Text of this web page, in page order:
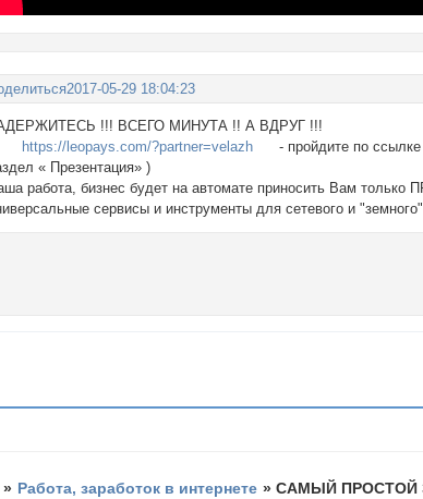
2017-05-29 18:04:23
!!! ВСЕГО МИНУТА !! А ВДРУГ !!!
https://leopays.com/?partner=velazh - пройдите по
« Презентация» )
работа, бизнес будет на автомате приносить Вам
сервисы и инструменты для сетевого и
» Работа, заработок в интернете »САМЫЙ ПРОСТОЙ